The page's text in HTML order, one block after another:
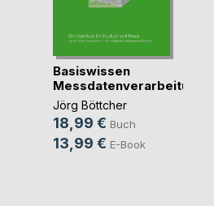
Basiswissen
Messdatenverarbeitung
Jörg Böttcher
18,99 € Buch
13,99 € E-Book